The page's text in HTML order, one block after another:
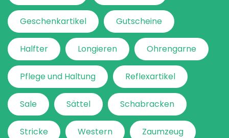
Geschenkartikel Gutscheine
Halfter Longieren Ohrengarne
Pflege und Haltung Reflexartikel
Sale Sättel Schabracken
Stricke Western Zaumzeug